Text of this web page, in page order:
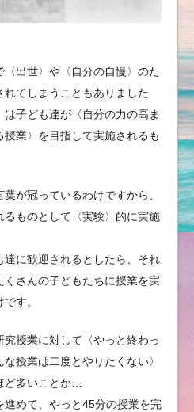
出世〉や〈自分の自慢〉のた
てしまうこともありました
子ども達が〈自分の力の高ま
授業〉を目指して実施されるも
が冠っているわけですから、
ものとして〈実験〉的に実施
に歓迎されるとしたら、それ
くさんの子どもたちに授業を実
す。
授業に対して〈やっと終わっ
授業は二度とやりたくない〉
ど多いことか…
めて、やっと45分の授業を完